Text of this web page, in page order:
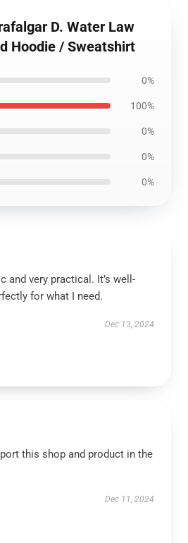
D. Water Law
Hoodie / Sweatshirt
0%
100%
0%
0%
0%
and very practical. It’s well-
for what I need.
Dec 13, 2024
this shop and product in the
Dec 11, 2024